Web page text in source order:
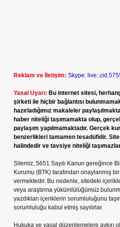
Reklam ve İletişim: Skype:
Yasal Uyarı: Bu internet sitesi,
şirketi ile hiçbir bağlantısı
hazırladığımız makaleler
haber niteliği taşımamakta olup,
paylaşım yapılmamaktadır. Gerçek
benzerlikleri tamamen tesadüfidir.
halindedir ve tavsiye niteliği
Sitemiz, 5651 Sayılı Kanun gereğince
Kurumu (BTK) tarafından onaylanmış
vermektedir. Bu nedenle, sitedeki
veya araştırma yükümlülüğümüz
yazdıkları içeriklerin sorumluluğunu
sorumluluğu kabul etmiş sayılırlar.
Hukuka ve yasal düzenlemelere aykırı